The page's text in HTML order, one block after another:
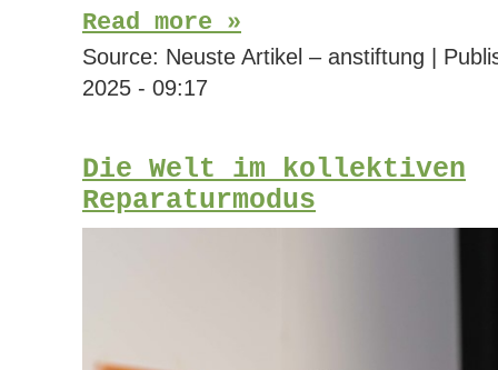
Read more »
Source: Neuste Artikel – anstiftung |
2025 - 09:17
Die Welt im kollektiven
Reparaturmodus